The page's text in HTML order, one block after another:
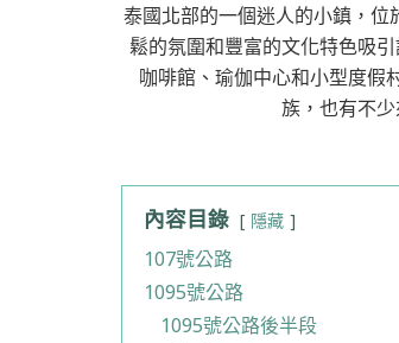
泰國北部的一個迷人的小鎮，
鬆的氛圍和豐富的文化特色吸
咖啡館、瑜伽中心和小型度假
族，也有不
內容目錄 隱藏
107號公路
1095號公路
1095號公路後半段